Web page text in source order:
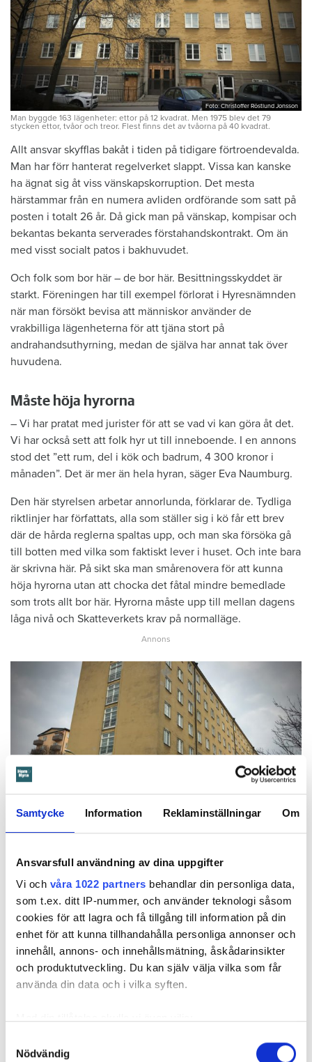
Samtycke Information Reklaminställningar Om
Ansvarsfull användning av dina uppgifter
Vi och våra 1022 partners behandlar din personliga data,
som t.ex. ditt IP-nummer, och använder teknologi såsom
cookies för att lagra och få tillgång till information på din
enhet för att kunna tillhandahålla personliga annonser och
innehåll, annons- och innehållsmätning, åskådarinsikter
och produktutveckling. Du kan själv välja vilka som får
använda din data och i vilka syften.
som kan ha en noggrannhet på upp till flera meter
Nödvändig
Foto: Christoffer Röstlund Jonsson
Man byggde 163 lägenheter: ettor på 12 kvadrat. Men 1975 blev det 79
stycken ettor, tvåor och treor. Flest finns det av tvåorna på 40 kvadrat.
Allt ansvar skyfflas bakåt i tiden på tidigare förtroendevalda.
Man har förr hanterat regelverket slappt. Vissa kan kanske
ha ägnat sig åt viss vänskapskorruption. Det mesta
härstammar från en numera avliden ordförande som satt på
posten i totalt 26 år. Då gick man på vänskap, kompisar och
bekantas bekanta serverades förstahandskontrakt. Om än
med visst socialt patos i bakhuvudet.
Och folk som bor här – de bor här. Besittningsskyddet är
starkt. Föreningen har till exempel förlorat i Hyresnämnden
när man försökt bevisa att människor använder de
vrakbilliga lägenheterna för att tjäna stort på
andrahandsuthyrning, medan de själva har annat tak över
huvudena.
Måste höja hyrorna
– Vi har pratat med jurister för att se vad vi kan göra åt det.
Vi har också sett att folk hyr ut till inneboende. I en annons
stod det ”ett rum, del i kök och badrum, 4 300 kronor i
månaden”. Det är mer än hela hyran, säger Eva Naumburg.
Den här styrelsen arbetar annorlunda, förklarar de. Tydliga
riktlinjer har författats, alla som ställer sig i kö får ett brev
där de hårda reglerna spaltas upp, och man ska försöka gå
till botten med vilka som faktiskt lever i huset. Och inte bara
är skrivna här. På sikt ska man smårenovera för att kunna
höja hyrorna utan att chocka det fåtal mindre bemedlade
som trots allt bor här. Hyrorna måste upp till mellan dagens
låga nivå och Skatteverkets krav på normalläge.
Styrelsens medlemmar har själva glidit in på diffusa grunder.
Eva Naumburg, som suttit på olika positioner i S:t
Göransgårdens styrelse i åtta år, beskriver hur det gick till
förr i tiden. Året var 2004, hon var 47 år, och drog in mer än
dubbelt så mycket för att räknas som en behövande:
– Jag bytte etta med en ung tjej. Hon hade fått den via en
med ordförande och själv hade ett förstahandskontrakt här.
Bytet godkändes av styrelsen och jag hade inte en aning
om att jag fick bo här på felaktiga grunder. Jag har mått